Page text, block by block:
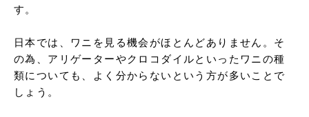
す。
日本では、ワニを見る機会がほとんどありません。そ
の為、アリゲーターやクロコダイルといったワニの種
類についても、よく分からないという方が多いことで
しょう。